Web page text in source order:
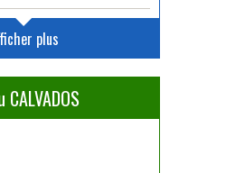
plus
CALVADOS